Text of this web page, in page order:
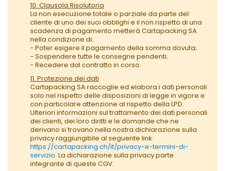
10. Clausola Risolutoria
La non esecuzione totale o parziale da parte del
cliente di uno dei suoi obblighi e il non rispetto di una
scadenza di pagamento metterà Cartapacking SA
nella condizione di:
- Poter esigere il pagamento della somma dovuta;
- Sospendere tutte le consegne pendenti;
- Recedere dal contratto in corso.
11. Protezione dei dati
Cartapacking SA raccoglie ed elabora i dati personali
solo nel rispetto delle disposizioni di legge in vigore e
con particolare attenzione al rispetto della LPD.
Ulteriori informazioni sul trattamento dei dati personali
dei clienti, dei loro diritti e le domande che ne
derivano si trovano nella nostra dichiarazione sulla
privacy raggiungibile al seguente link:
https://cartapacking.ch/it/privacy-e-termini-di-
servizio. La dichiarazione sulla privacy parte
integrante di queste CGV.